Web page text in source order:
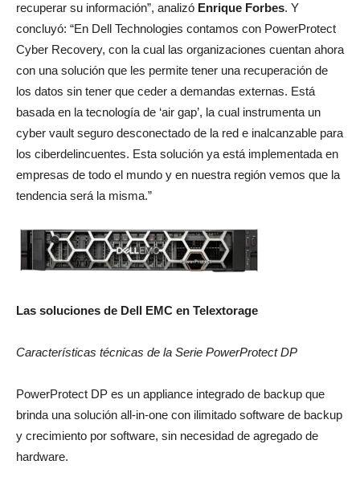
recuperar su información”, analizó Enrique Forbes. Y
concluyó: “En Dell Technologies contamos con PowerProtect
Cyber Recovery, con la cual las organizaciones cuentan ahora
con una solución que les permite tener una recuperación de
los datos sin tener que ceder a demandas externas. Está
basada en la tecnología de ‘air gap’, la cual instrumenta un
cyber vault seguro desconectado de la red e inalcanzable para
los ciberdelincuentes. Esta solución ya está implementada en
empresas de todo el mundo y en nuestra región vemos que la
tendencia será la misma.”
Las soluciones de Dell EMC en Telextorage
Características técnicas de la Serie PowerProtect DP
PowerProtect DP es un appliance integrado de backup que
brinda una solución all-in-one con ilimitado software de backup
y crecimiento por software, sin necesidad de agregado de
hardware.